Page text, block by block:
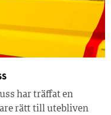
har träffat en
rätt till utebliven